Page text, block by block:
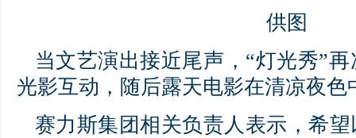
供图
当文艺演出接近尾声，“灯光秀”
光影互动，随后露天电影在清凉夜色
赛力斯集团相关负责人表示，希